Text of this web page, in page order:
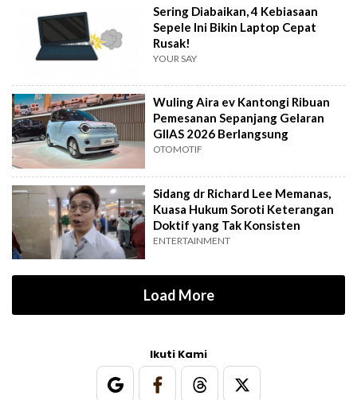
Sering Diabaikan, 4 Kebiasaan
Sepele Ini Bikin Laptop Cepat
Rusak!
YOUR SAY
Wuling Aira ev Kantongi Ribuan
Pemesanan Sepanjang Gelaran
GIIAS 2026 Berlangsung
OTOMOTIF
Sidang dr Richard Lee Memanas,
Kuasa Hukum Soroti Keterangan
Doktif yang Tak Konsisten
ENTERTAINMENT
Load More
Ikuti Kami